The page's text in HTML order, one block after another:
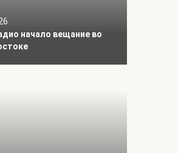
начало вещание во